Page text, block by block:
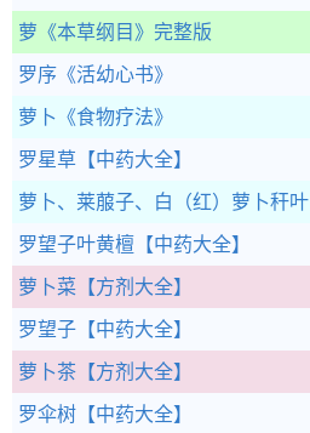
萝 《本草纲目》完整版
罗序 《活幼心书》
萝卜 《食物疗法》
罗星草 【中药大全】
萝卜、莱菔子、白（红）萝卜秆叶
罗望子叶黄檀 【中药大全】
萝卜菜 【方剂大全】
罗望子 【中药大全】
萝卜茶 【方剂大全】
罗伞树 【中药大全】